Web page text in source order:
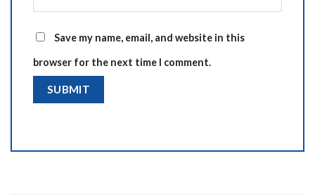
Save my name, email, and website in this
browser for the next time I comment.